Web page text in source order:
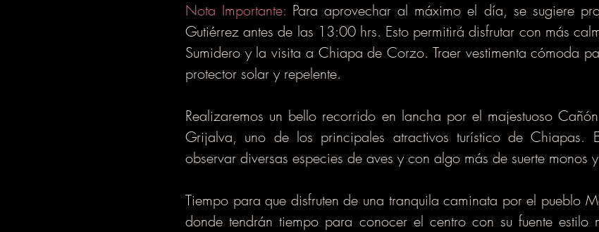
Nota Importante: Para aprovechar al máximo el día, se sugiere
Gutiérrez antes de las 13:00 hrs. Esto permitirá disfrutar con más
Sumidero y la visita a Chiapa de Corzo. Traer vestimenta cómoda
protector solar y repelente.
Realizaremos un bello recorrido en lancha por el majestuoso
Grijalva, uno de los principales atractivos turístico de Chiapas.
observar diversas especies de aves y con algo más de suerte monos
Tiempo para que disfruten de una tranquila caminata por el pueblo
donde tendrán tiempo para conocer el centro con su fuente estilo